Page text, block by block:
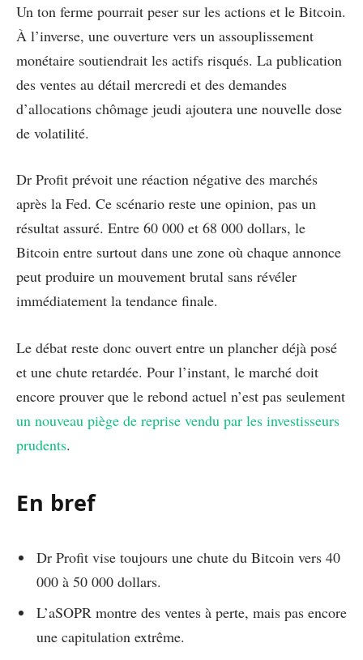
Un ton ferme pourrait peser sur les actions et le Bitcoin.
À l’inverse, une ouverture vers un assouplissement
monétaire soutiendrait les actifs risqués. La publication
des ventes au détail mercredi et des demandes
d’allocations chômage jeudi ajoutera une nouvelle dose
de volatilité.
Dr Profit prévoit une réaction négative des marchés
après la Fed. Ce scénario reste une opinion, pas un
résultat assuré. Entre 60 000 et 68 000 dollars, le
Bitcoin entre surtout dans une zone où chaque annonce
peut produire un mouvement brutal sans révéler
immédiatement la tendance finale.
Le débat reste donc ouvert entre un plancher déjà posé
et une chute retardée. Pour l’instant, le marché doit
encore prouver que le rebond actuel n’est pas seulement
un nouveau piège de reprise vendu par les investisseurs
prudents.
En bref
Dr Profit vise toujours une chute du Bitcoin vers 40
000 à 50 000 dollars.
L’aSOPR montre des ventes à perte, mais pas encore
une capitulation extrême.